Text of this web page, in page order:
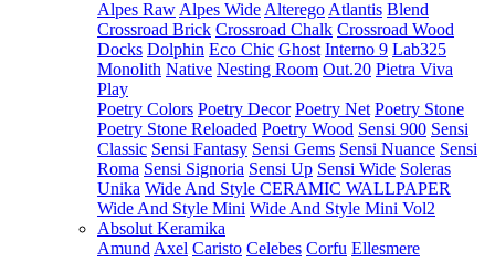
Alpes Raw Alpes Wide Alterego Atlantis Blend
Crossroad Brick Crossroad Chalk Crossroad Wood
Docks Dolphin Eco Chic Ghost Interno 9 Lab325
Monolith Native Nesting Room Out.20 Pietra Viva
Play
Poetry Colors Poetry Decor Poetry Net Poetry Stone
Poetry Stone Reloaded Poetry Wood Sensi 900 Sensi
Classic Sensi Fantasy Sensi Gems Sensi Nuance Sensi
Roma Sensi Signoria Sensi Up Sensi Wide Soleras
Unika Wide And Style CERAMIC WALLPAPER
Wide And Style Mini Wide And Style Mini Vol2
Absolut Keramika
Amund Axel Caristo Celebes Corfu Ellesmere